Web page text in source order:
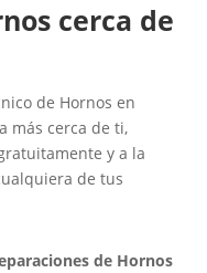
cerca de
de Hornos en
más cerca de ti,
y a la
de tus
de Hornos